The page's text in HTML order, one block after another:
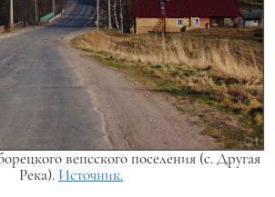
вепсского поселения (с. Другая
Река). Источник.